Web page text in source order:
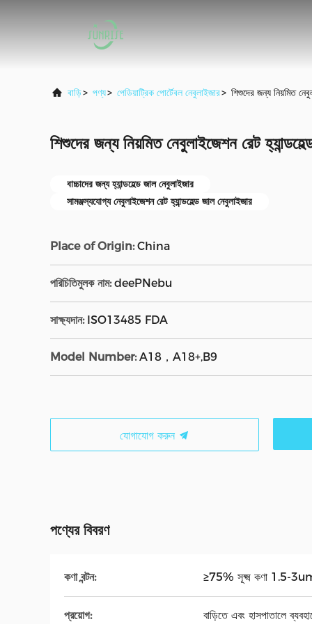
বাড়ি> পণ্য> পেডিয়াট্রিক পোর্টেবল নেবুলাইজার> শিশুদের জন্য নিয়মিত
শিশুদের জন্য নিয়মিত নেবুলাইজেশন রেট
বাচ্চাদের জন্য হ্যান্ডহেল্ড জাল নেবুলাইজার
সামঞ্জস্যযোগ্য নেবুলাইজেশন রেট হ্যান্ডহেল্ড জাল নেবুলাইজার
Place of Origin: China
পরিচিতিমুলক নাম: deePNebu
সাক্ষ্যদান: ISO13485 FDA
Model Number: A18，A18+,B9
যোগাযোগ করুন
পণ্যের বিবরণ
কণা বন্টন: ≥75% সূক্ষ্ম কণা 1.5-
প্রয়োগ: বাড়িতে এবং হাসপাতালে